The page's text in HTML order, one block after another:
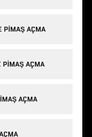
PIMAŞ AÇMA
PIMAŞ AÇMA
AÇMA